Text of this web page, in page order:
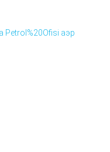
Petrol%20Ofisi аэр